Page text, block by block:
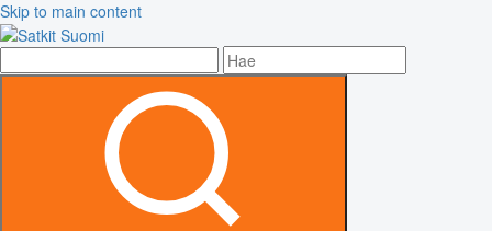
Skip to main content